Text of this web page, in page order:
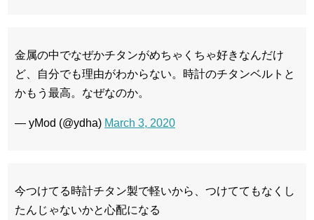
金属の中でなぜかチタンがめちゃくちゃ好きなんだけ
ど、自分でも理由がわからない。時計のチタンベルトと
かもう最高。なぜなのか。
— yMod (@ydha) March 3, 2020
今つけてる時計チタン製で軽いから、つけててもなくし
たんじゃないかと心配になる